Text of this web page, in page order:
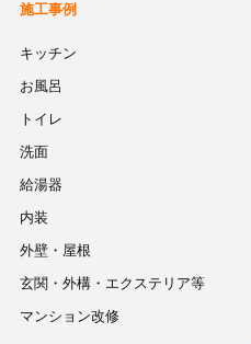
施工事例
キッチン
お風呂
トイレ
洗面
給湯器
内装
外壁・屋根
玄関・外構・エクステリア等
マンション改修